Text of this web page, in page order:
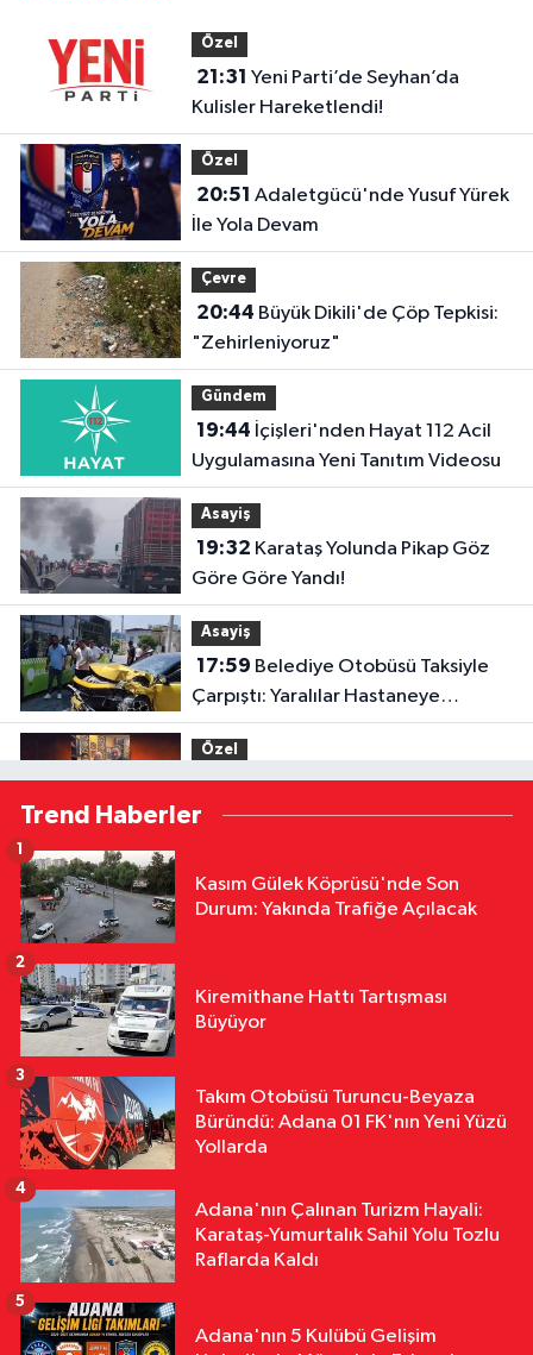
Özel
21:31
Kulisler Hareketlendi!
Özel
20:51
İle Yola Devam
Çevre
20:44
"Zehirleniyoruz"
Gündem
19:44
Uygulamasına Yeni Tanıtım Videosu
Asayiş
19:32
Göre Göre Yandı!
Asayiş
17:59
Çarpıştı: Yaralılar Hastaneye
Kaldırıldı
Özel
17:52Menderes Kutlu'dan Devlet
Bahçeli'ye Adana 01 FK forması
16:53 Hakemler Sezon Öncesi
16:36Halil Çağdaş Kaya'nın
Özel
16:22TFFHGD'den Yeni Sezon
Trend Haberler
Kasım Gülek Köprüsü'nde Son
Durum: Yakında Trafiğe Açılacak
1
Kiremithane Hattı Tartışması
Büyüyor
2
Takım Otobüsü Turuncu-Beyaza
Büründü: Adana 01 FK'nın Yeni Yüzü
Yollarda
3
Adana'nın Çalınan Turizm Hayali:
Karataş-Yumurtalık Sahil Yolu Tozlu
Raflarda Kaldı
4
Adana'nın 5 Kulübü Gelişim
5